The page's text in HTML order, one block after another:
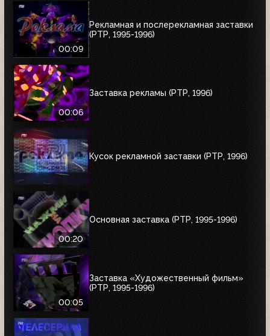
00:09
Рекламная и послерекламная заставки
(РТР, 1995-1996)
00:06
Заставка рекламы (РТР, 1996)
Кусок рекламной заставки (РТР, 1996)
00:20
Основная заставка (РТР, 1995-1996)
00:05
Заставка «Художественный фильм»
(РТР, 1995-1996)